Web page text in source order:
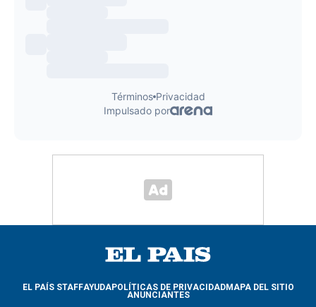
EL PAÍS STAFFAYUDAPOLÍTICAS DE PRIVACIDADMAPA DEL SITIO
ANUNCIANTES